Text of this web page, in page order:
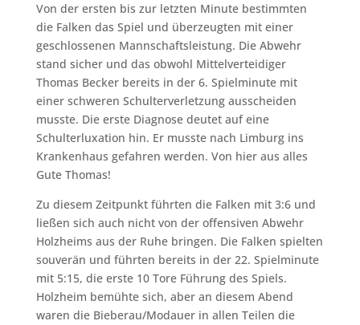
Von der ersten bis zur letzten Minute bestimmten
die Falken das Spiel und überzeugten mit einer
geschlossenen Mannschaftsleistung. Die Abwehr
stand sicher und das obwohl Mittelverteidiger
Thomas Becker bereits in der 6. Spielminute mit
einer schweren Schulterverletzung ausscheiden
musste. Die erste Diagnose deutet auf eine
Schulterluxation hin. Er musste nach Limburg ins
Krankenhaus gefahren werden. Von hier aus alles
Gute Thomas!
Zu diesem Zeitpunkt führten die Falken mit 3:6 und
ließen sich auch nicht von der offensiven Abwehr
Holzheims aus der Ruhe bringen. Die Falken spielten
souverän und führten bereits in der 22. Spielminute
mit 5:15, die erste 10 Tore Führung des Spiels.
Holzheim bemühte sich, aber an diesem Abend
waren die Bieberau/Modauer in allen Teilen die